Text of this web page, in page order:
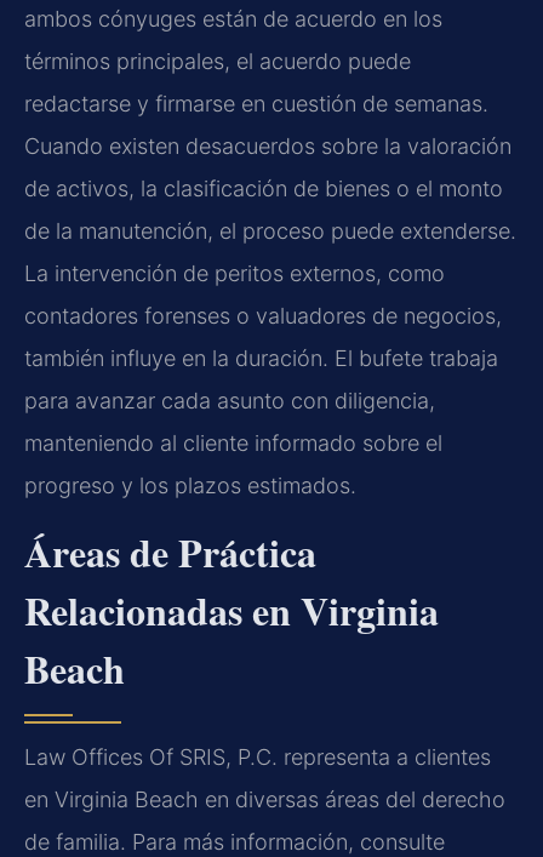
ambos cónyuges están de acuerdo en los
términos principales, el acuerdo puede
redactarse y firmarse en cuestión de semanas.
Cuando existen desacuerdos sobre la valoración
de activos, la clasificación de bienes o el monto
de la manutención, el proceso puede extenderse.
La intervención de peritos externos, como
contadores forenses o valuadores de negocios,
también influye en la duración. El bufete trabaja
para avanzar cada asunto con diligencia,
manteniendo al cliente informado sobre el
progreso y los plazos estimados.
Áreas de Práctica
Relacionadas en Virginia
Beach
Law Offices Of SRIS, P.C. representa a clientes
en Virginia Beach en diversas áreas del derecho
de familia. Para más información, consulte